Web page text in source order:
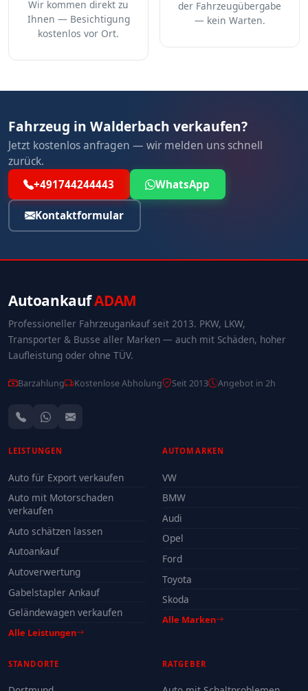
Wir kommen direkt zu
Ihnen — Besichtigung
kostenlos vor Ort.
der Fahrzeugübergabe
— kein Warten.
Fahrzeug in Walderbach verkaufen?
Jetzt kostenlos anfragen — wir melden uns schnell
zurück.
+491744244443 WhatsApp
Kontaktformular
AutoankaufADAM
Professioneller Fahrzeugankauf seit 2013. PKW, LKW,
Transporter & Busse aller Marken — auch mit Schäden, hoher
Laufleistung oder ohne TÜV.
Barzahlung Kostenlose Abholung Seit 2013 Angebot in 2h
LEISTUNGEN
Auto für Export verkaufen
Auto mit Motorschaden
verkaufen
Auto schätzen lassen
Autoankauf
Autoverwertung
Gabelstapler Ankauf
Geländewagen verkaufen
Alle Leistungen
AUTOMARKEN
VW
BMW
Audi
Opel
Ford
Toyota
Skoda
Alle Marken
STANDORTE RATGEBER